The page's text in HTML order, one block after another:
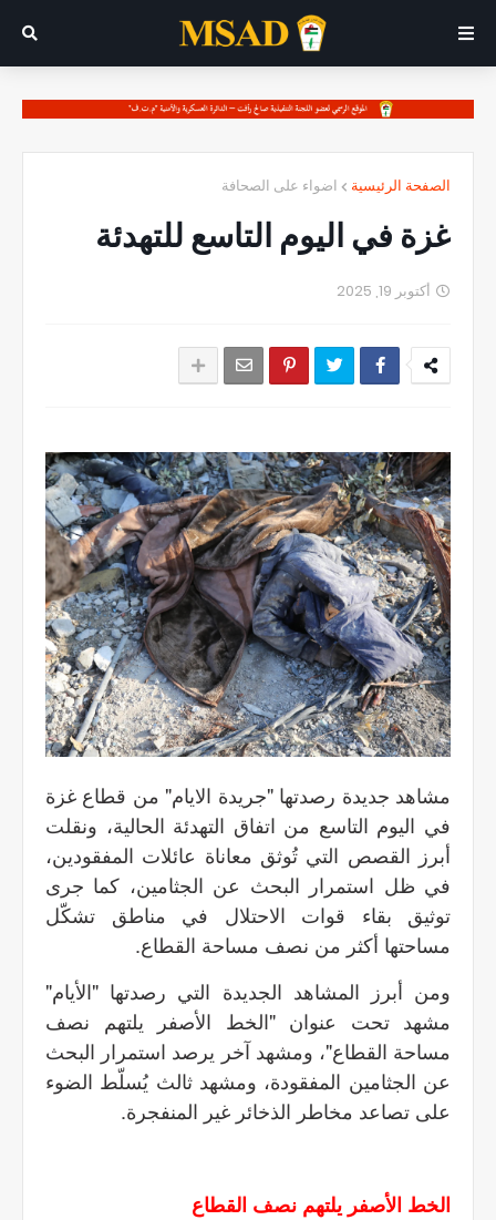
الصفحة الرئيسية اضواء على الصحافة
غزة في اليوم التاسع للتهدئة
أكتوبر 19, 2025
مشاهد جديدة رصدتها "جريدة الايام" من قطاع غزة
في اليوم التاسع من اتفاق التهدئة الحالية، ونقلت
أبرز القصص التي تُوثق معاناة عائلات المفقودين،
في ظل استمرار البحث عن الجثامين، كما جرى
توثيق بقاء قوات الاحتلال في مناطق تشكّل
مساحتها أكثر من نصف مساحة القطاع.
ومن أبرز المشاهد الجديدة التي رصدتها "الأيام"
مشهد تحت عنوان "الخط الأصفر يلتهم نصف
مساحة القطاع"، ومشهد آخر يرصد استمرار البحث
عن الجثامين المفقودة، ومشهد ثالث يُسلّط الضوء
على تصاعد مخاطر الذخائر غير المنفجرة.
الخط الأصفر يلتهم نصف القطاع